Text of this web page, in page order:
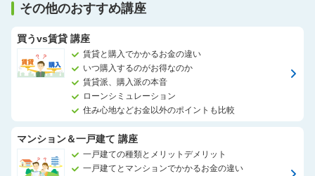
その他のおすすめ講座
買うvs賃貸 講座
賃貸と購入でかかるお金の違い
いつ購入するのがお得なのか
賃貸派、購入派の本音
ローンシミュレーション
住み心地などお金以外のポイントも比較
マンション＆一戸建て 講座
一戸建ての種類とメリットデメリット
一戸建てとマンションでかかるお金の違い